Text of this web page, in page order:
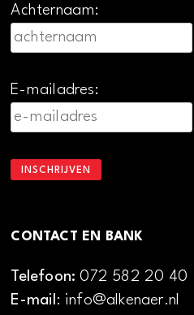
Achternaam:
E-mailadres:
CONTACT EN BANK
Telefoon:072 582 20 40
E-mail: info@alkenaer.nl